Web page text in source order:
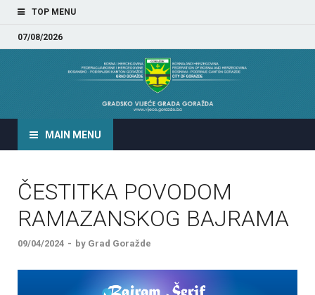
TOP MENU
07/08/2026
GRADSKO VIJEĆE GRADA
MAIN MENU
ČESTITKA POVODOM
RAMAZANSKOG BAJRAMA
09/04/2024 - by Grad Goražde